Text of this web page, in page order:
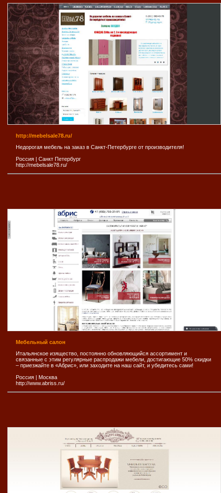
http://mebelsale78.ru/
Недорогая мебель на заказ в Санкт-Петербурге от производителя!
Россия
Санкт Петербург
http://mebelsale78.ru/
Мебельный салон
Итальянское изящество, постоянно обновляющийся ассортимент и
связанные с этим регулярные распродажи мебели, достигающие 50% скидки
– приезжайте в «Абрис», или заходите на наш сайт, и убедитесь сами!
Россия | Москва
http://www.abriss.ru/